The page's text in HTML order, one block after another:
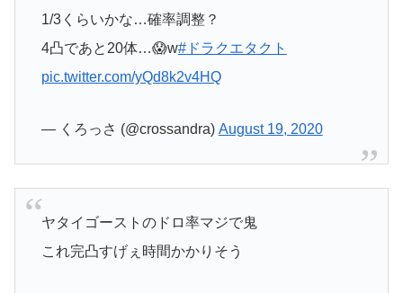
1/3くらいかな…確率調整？
4凸であと20体…😱w#ドラクエタクト
pic.twitter.com/yQd8k2v4HQ
— くろっさ (@crossandra) August 19, 2020
ヤタイゴーストのドロ率マジで鬼
これ完凸すげぇ時間かかりそう